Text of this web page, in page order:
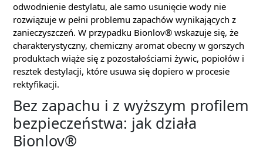
odwodnienie destylatu, ale samo usunięcie wody nie
rozwiązuje w pełni problemu zapachów wynikających z
zanieczyszczeń. W przypadku Bionlov® wskazuje się, że
charakterystyczny, chemiczny aromat obecny w gorszych
produktach wiąże się z pozostałościami żywic, popiołów i
resztek destylacji, które usuwa się dopiero w procesie
rektyfikacji.
Bez zapachu i z wyższym profilem
bezpieczeństwa: jak działa
Bionlov®